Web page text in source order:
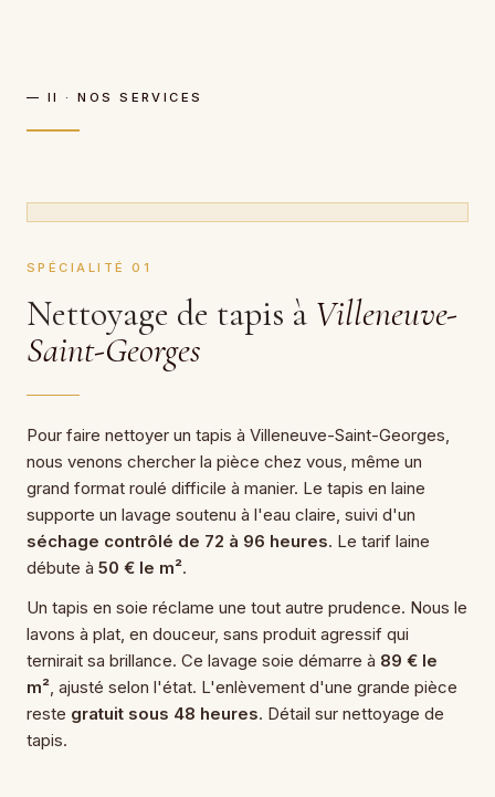
— II · NOS SERVICES
SPÉCIALITÉ 01
Nettoyage de tapis à Villeneuve-
Saint-Georges
Pour faire nettoyer un tapis à Villeneuve-Saint-Georges,
nous venons chercher la pièce chez vous, même un
grand format roulé difficile à manier. Le tapis en laine
supporte un lavage soutenu à l'eau claire, suivi d'un
séchage contrôlé de 72 à 96 heures. Le tarif laine
débute à 50 € le m².
Un tapis en soie réclame une tout autre prudence. Nous le
lavons à plat, en douceur, sans produit agressif qui
ternirait sa brillance. Ce lavage soie démarre à 89 € le
m² , ajusté selon l'état. L'enlèvement d'une grande pièce
reste gratuit sous 48 heures. Détail sur nettoyage de
tapis.